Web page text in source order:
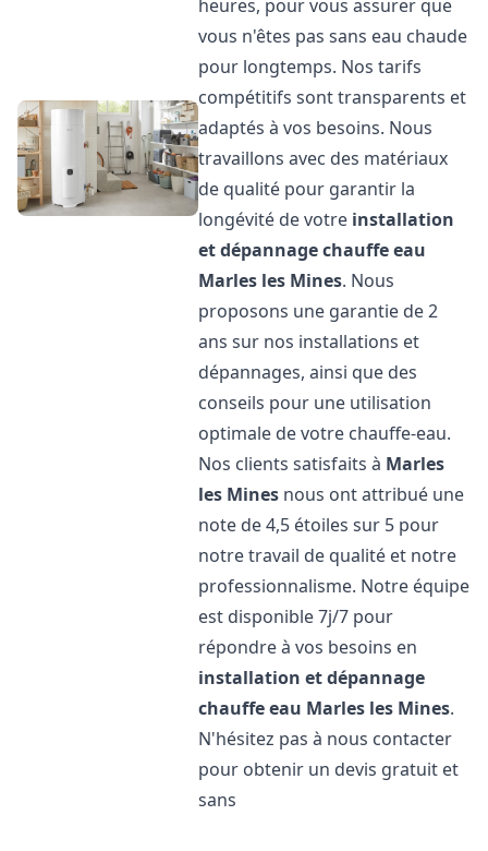
heures, pour vous assurer que
vous n'êtes pas sans eau chaude
pour longtemps. Nos tarifs
compétitifs sont transparents et
adaptés à vos besoins. Nous
travaillons avec des matériaux
de qualité pour garantir la
longévité de votre installation
et dépannage chauffe eau
Marles les Mines. Nous
proposons une garantie de 2
ans sur nos installations et
dépannages, ainsi que des
conseils pour une utilisation
optimale de votre chauffe-eau.
Nos clients satisfaits à Marles
les Mines nous ont attribué une
note de 4,5 étoiles sur 5 pour
notre travail de qualité et notre
professionnalisme. Notre équipe
est disponible 7j/7 pour
répondre à vos besoins en
installation et dépannage
chauffe eau Marles les Mines.
N'hésitez pas à nous contacter
pour obtenir un devis gratuit et
sans